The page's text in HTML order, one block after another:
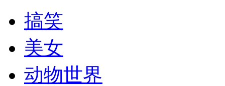
走！跟着总书记去植树
搞笑
美女
动物世界